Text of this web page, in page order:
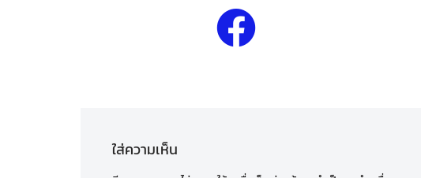
ใส่ความเห็น